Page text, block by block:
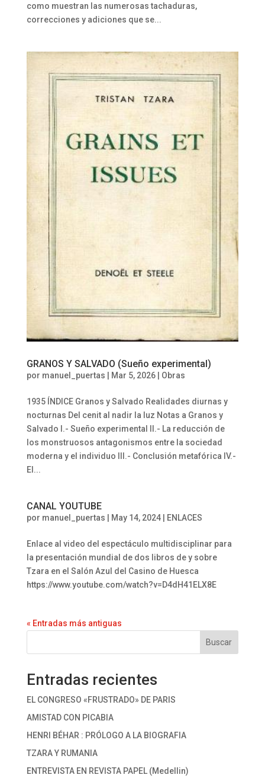
como muestran las numerosas tachaduras,
correcciones y adiciones que se...
GRANOS Y SALVADO (Sueño experimental)
por manuel_puertas Mar 5, 2026| Obras
1935 ÍNDICE Granos y Salvado Realidades diurnas y
nocturnas Del cenit al nadir la luz Notas a Granos y
Salvado I.- Sueño experimental II.- La reducción de
los monstruosos antagonismos entre la sociedad
moderna y el individuo III.- Conclusión metafórica IV.-
El...
CANAL YOUTUBE
por manuel_puertas May 14, 2024| ENLACES
Enlace al video del espectáculo multidisciplinar para
la presentación mundial de dos libros de y sobre
Tzara en el Salón Azul del Casino de Huesca
https://www.youtube.com/watch?v=D4dH41ELX8E
« Entradas más antiguas
Buscar
Entradas recientes
EL CONGRESO «FRUSTRADO» DE PARIS
AMISTAD CON PICABIA
HENRI BÉHAR : PRÓLOGO A LA BIOGRAFIA
TZARA Y RUMANIA
ENTREVISTA EN REVISTA PAPEL (Medellin)